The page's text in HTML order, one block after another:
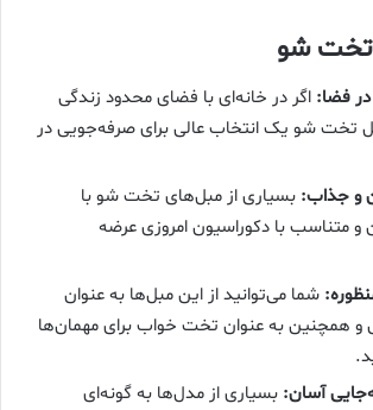
تخت شو
فضا: اگر در خانه‌ای با فضای محدود زندگی
تخت شو یک انتخاب عالی برای صرفه‌جویی در
و جذاب: بسیاری از مبل‌های تخت شو با
و متناسب با دکوراسیون امروزی عرضه
: شما می‌توانید از این مبل‌ها به عنوان
و همچنین به عنوان تخت خواب برای مهمان‌ها
آسان: بسیاری از مدل‌ها به گونه‌ای